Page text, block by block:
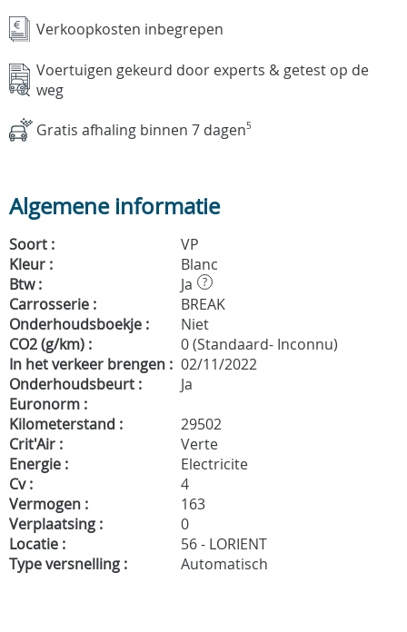
Verkoopkosten inbegrepen
Voertuigen gekeurd door experts & getest op de
weg
Gratis afhaling binnen 7 dagen5
Algemene informatie
Soort :
VP
Kleur :
Blanc
Btw :
Ja ?
Carrosserie :
BREAK
Onderhoudsboekje :
Niet
CO2 (g/km) :
0 (Standaard- Inconnu)
In het verkeer brengen : 02/11/2022
Onderhoudsbeurt :
Ja
Euronorm :
Kilometerstand :
29502
Crit'Air :
Verte
Energie :
Electricite
Cv :
4
Vermogen :
163
Verplaatsing :
0
Locatie :
56 - LORIENT
Type versnelling :
Automatisch